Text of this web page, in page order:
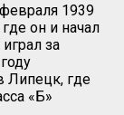
1939
он и начал
за
Липецк, где
«Б»